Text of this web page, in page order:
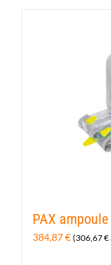
PAX
384,87€ (306,67€